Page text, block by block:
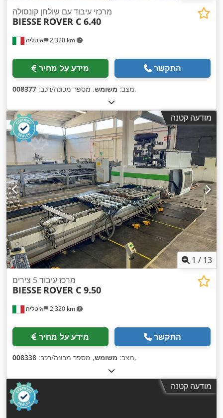
איטליה 2,320 km
מרכזי עיבוד עם שולחן קונסולה
BIESSE ROVER C 6.40
מידע על מחיר התקשר
מצב: משומש, מספר מכונה/רכב: 008377 ,
מודעה קטנה
1 / 13
איטליה 2,320 km
מרכז עיבוד 5 צירים
BIESSE ROVER C 9.50
מידע על מחיר התקשר
מצב: משומש, מספר מכונה/רכב: 008338 ,
מודעה קטנה